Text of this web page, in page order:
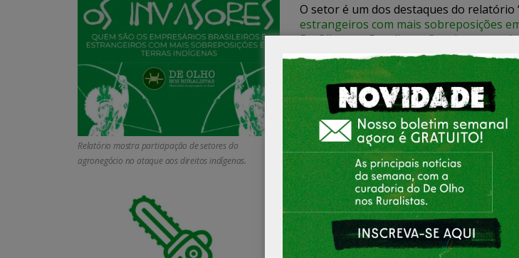
Relatório mostra participação de setores do
agronegócio no ataque aos direitos indígenas.
O setor é um dos destaques do relatório
estrangeiros com mais sobreposições
De Olho nos Ruralistas. Com base nos
Agrária (Incra), o estudo identificou
madeireiro em terras indígenas
Entre conexões políticas e multas por
de lobby nacional e internacional,
empresas avançam, ocultas, sobre os
Confira abaixo na tabela: